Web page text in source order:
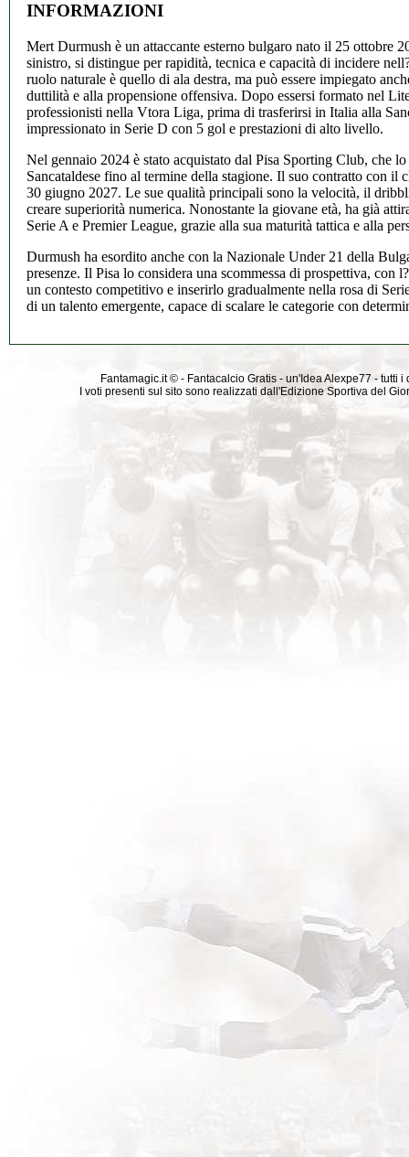
INFORMAZIONI
Mert Durmush è un attaccante esterno bulgaro nato il 25 ottobre
sinistro, si distingue per rapidità, tecnica e capacità di incidere
ruolo naturale è quello di ala destra, ma può essere impiegato
duttilità e alla propensione offensiva. Dopo essersi formato nel
professionisti nella Vtora Liga, prima di trasferirsi in Italia alla
impressionato in Serie D con 5 gol e prestazioni di alto livello.
Nel gennaio 2024 è stato acquistato dal Pisa Sporting Club, che
Sancataldese fino al termine della stagione. Il suo contratto con il
30 giugno 2027. Le sue qualità principali sono la velocità, il
creare superiorità numerica. Nonostante la giovane età, ha già
Serie A e Premier League, grazie alla sua maturità tattica e alla
Durmush ha esordito anche con la Nazionale Under 21 della
presenze. Il Pisa lo considera una scommessa di prospettiva, con
un contesto competitivo e inserirlo gradualmente nella rosa di
di un talento emergente, capace di scalare le categorie con
Fantamagic.it © - Fantacalcio Gratis - un'Idea Alexpe77 -
I voti presenti sul sito sono realizzati dall'Edizione Sportiva del